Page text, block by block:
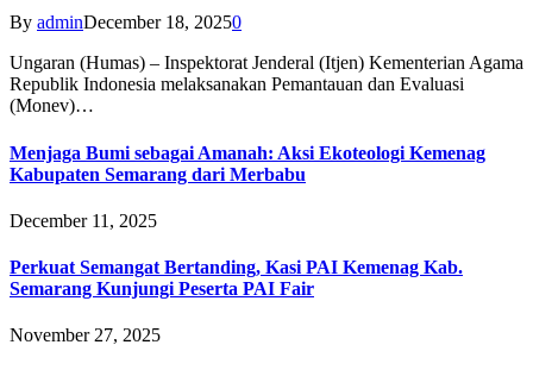
By adminDecember 18, 20250
Ungaran (Humas) – Inspektorat Jenderal (Itjen) Kementerian Agama
Republik Indonesia melaksanakan Pemantauan dan Evaluasi
(Monev)…
Menjaga Bumi sebagai Amanah: Aksi Ekoteologi Kemenag
Kabupaten Semarang dari Merbabu
December 11, 2025
Perkuat Semangat Bertanding, Kasi PAI Kemenag Kab.
Semarang Kunjungi Peserta PAI Fair
November 27, 2025